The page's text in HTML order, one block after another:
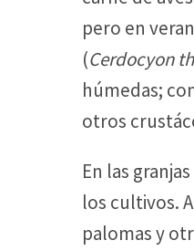
pero en
(Cerdocyon
húmedas;
otros
En las
los cultivos.
palomas y